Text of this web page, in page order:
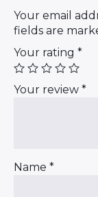
Your email
fields are
Your rating *
Your review *
Name *